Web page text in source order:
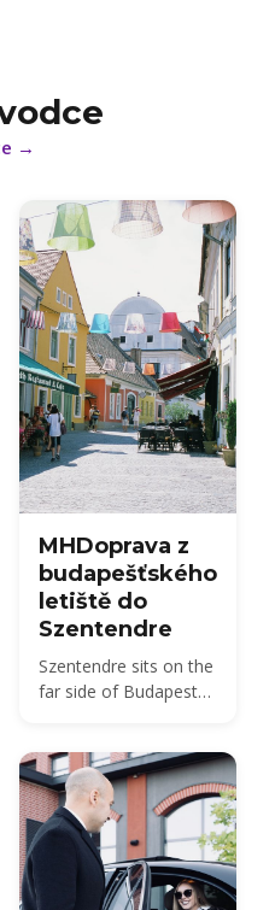
→
MHDoprava z
budapešťského
letiště do
Szentendre
Szentendre sits on the
far side of Budapest
km usually quoted.
Here is every route,
with 2026 fares.